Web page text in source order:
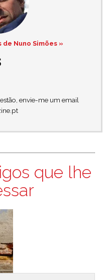
Nuno Simões »
envie-me um email
que lhe